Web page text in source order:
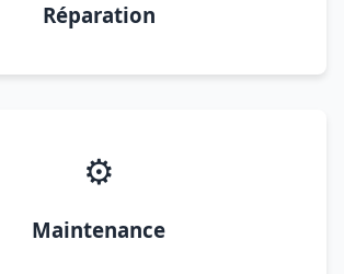
Réparation
⚙️
Maintenance